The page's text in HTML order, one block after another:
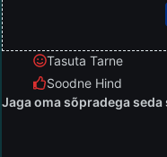
Tasuta Tarne
Soodne Hind
Jaga oma sõpradega